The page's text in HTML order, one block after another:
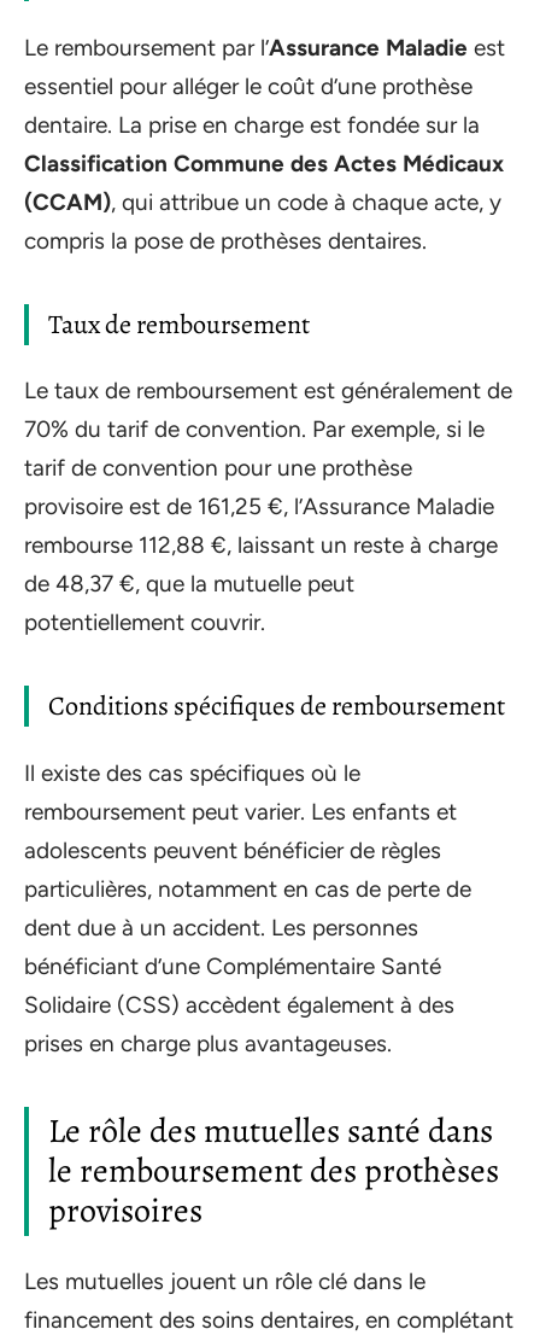
Le remboursement par l’Assurance Maladie est
essentiel pour alléger le coût d’une prothèse
dentaire. La prise en charge est fondée sur la
Classification Commune des Actes Médicaux
(CCAM), qui attribue un code à chaque acte, y
compris la pose de prothèses dentaires.
Taux de remboursement
Le taux de remboursement est généralement de
70% du tarif de convention. Par exemple, si le
tarif de convention pour une prothèse
provisoire est de 161,25 €, l’Assurance Maladie
rembourse 112,88 €, laissant un reste à charge
de 48,37 €, que la mutuelle peut
potentiellement couvrir.
Conditions spécifiques de remboursement
Il existe des cas spécifiques où le
remboursement peut varier. Les enfants et
adolescents peuvent bénéficier de règles
particulières, notamment en cas de perte de
dent due à un accident. Les personnes
bénéficiant d’une Complémentaire Santé
Solidaire (CSS) accèdent également à des
prises en charge plus avantageuses.
Le rôle des mutuelles santé dans
le remboursement des prothèses
provisoires
Les mutuelles jouent un rôle clé dans le
financement des soins dentaires, en complétant